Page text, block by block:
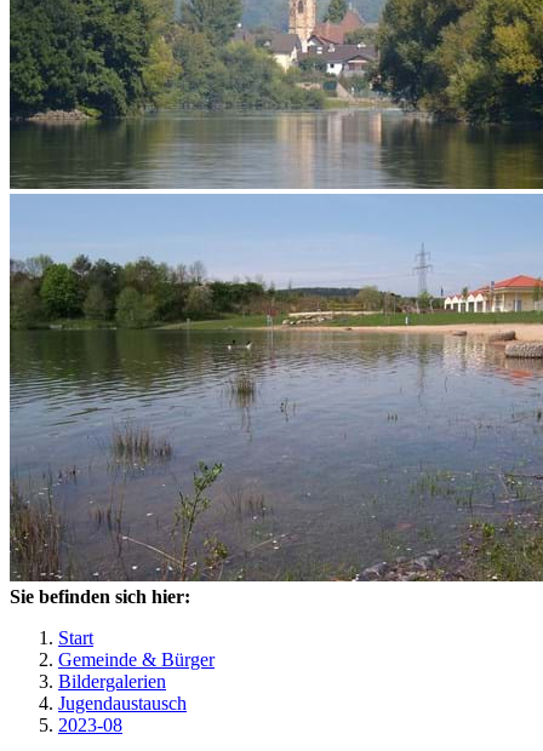
Sie befinden sich hier:
Start
Gemeinde & Bürger
Bildergalerien
Jugendaustausch
2023-08